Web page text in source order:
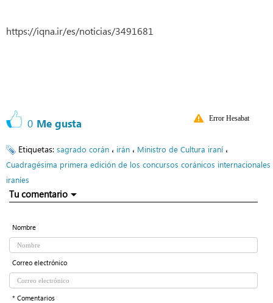
https://iqna.ir/es/noticias/3491681
0 Me gusta Error Hesabat
Etiquetas: sagrado corán ، irán ، Ministro de Cultura iraní ،
Cuadragésima primera edición de los concursos coránicos internacionales
iraníes
Tu comentario
Nombre
Correo electrónico
* Comentarios